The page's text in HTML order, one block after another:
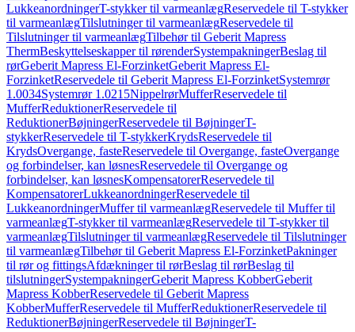
LukkeanordningerT-stykker til varmeanlægReservedele til T-stykker
til varmeanlægTilslutninger til varmeanlægReservedele til
Tilslutninger til varmeanlægTilbehør til Geberit Mapress
ThermBeskyttelseskapper til rørenderSystempakningerBeslag til
rørGeberit Mapress El-ForzinketGeberit Mapress El-
ForzinketReservedele til Geberit Mapress El-ForzinketSystemrør
1.0034Systemrør 1.0215NippelrørMufferReservedele til
MufferReduktionerReservedele til
ReduktionerBøjningerReservedele til BøjningerT-
stykkerReservedele til T-stykkerKrydsReservedele til
KrydsOvergange, fasteReservedele til Overgange, fasteOvergange
og forbindelser, kan løsnesReservedele til Overgange og
forbindelser, kan løsnesKompensatorerReservedele til
KompensatorerLukkeanordningerReservedele til
LukkeanordningerMuffer til varmeanlægReservedele til Muffer til
varmeanlægT-stykker til varmeanlægReservedele til T-stykker til
varmeanlægTilslutninger til varmeanlægReservedele til Tilslutninger
til varmeanlægTilbehør til Geberit Mapress El-ForzinketPakninger
til rør og fittingsAfdækninger til rørBeslag til rørBeslag til
tilslutningerSystempakningerGeberit Mapress KobberGeberit
Mapress KobberReservedele til Geberit Mapress
KobberMufferReservedele til MufferReduktionerReservedele til
ReduktionerBøjningerReservedele til BøjningerT-